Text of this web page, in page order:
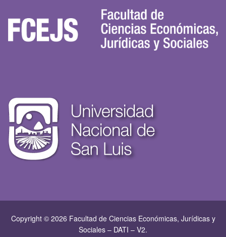
Copyright © 2026 Facultad de Ciencias Económicas, Jurí­dicas y
Sociales – DATI – V2.